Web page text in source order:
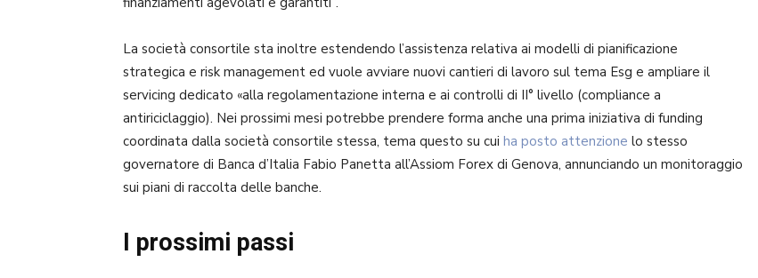
La società consortile sta inoltre estendendo l’assistenza relativa ai modelli di pianificazione
strategica e risk management ed vuole avviare nuovi cantieri di lavoro sul tema Esg e ampliare il
servicing dedicato «alla regolamentazione interna e ai controlli di II° livello (compliance a
antiriciclaggio). Nei prossimi mesi potrebbe prendere forma anche una prima iniziativa di funding
coordinata dalla società consortile stessa, tema questo su cui ha posto attenzione lo stesso
governatore di Banca d’Italia Fabio Panetta all’Assiom Forex di Genova, annunciando un monitoraggio
sui piani di raccolta delle banche.
I prossimi passi